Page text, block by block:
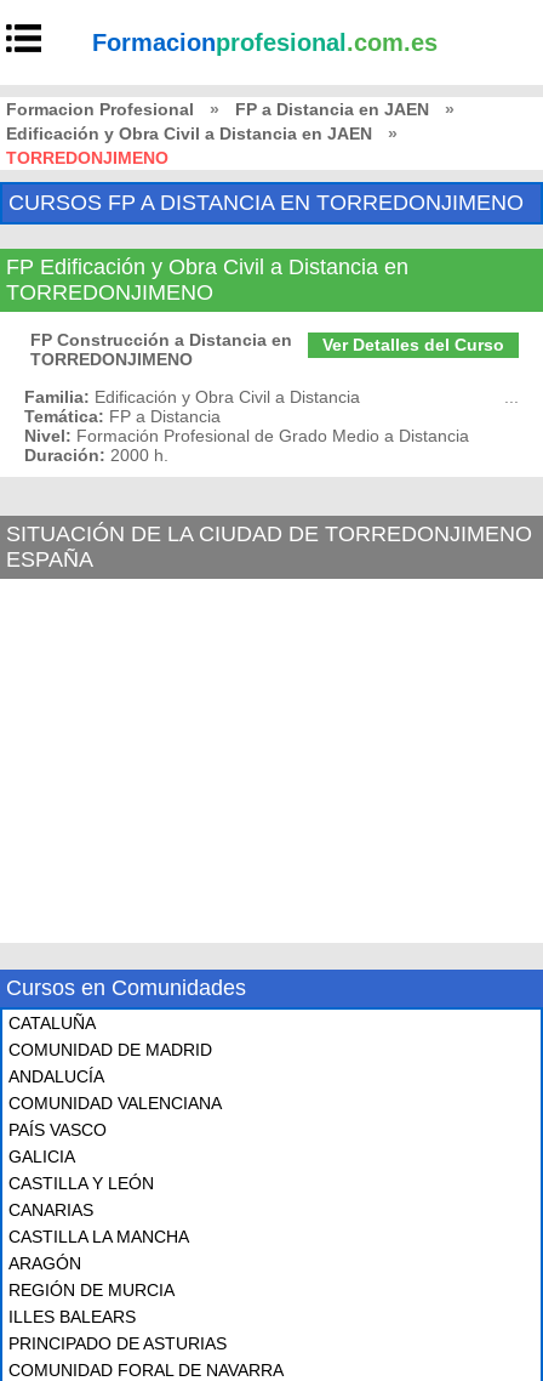
Formacionprofesional .com.es
Formacion Profesional » FP a Distancia en JAEN
»
Edificación y Obra Civil a Distancia en JAEN
»
TORREDONJIMENO
CURSOS FP A DISTANCIA EN TORREDONJIMENO
FP Edificación y Obra Civil a Distancia en
TORREDONJIMENO
Ver Detalles del Curso
FP Construcción a Distancia en
TORREDONJIMENO
Familia: Edificación y Obra Civil a Distancia
Temática: FP a Distancia
Nivel: Formación Profesional de Grado Medio a Distancia
Duración: 2000 h.
SITUACIÓN DE LA CIUDAD DE TORREDONJIMENO
ESPAÑA
Cursos en Comunidades
CATALUÑA
COMUNIDAD DE MADRID
ANDALUCÍA
COMUNIDAD VALENCIANA
PAÍS VASCO
GALICIA
CASTILLA Y LEÓN
CANARIAS
CASTILLA LA MANCHA
ARAGÓN
REGIÓN DE MURCIA
ILLES BALEARS
PRINCIPADO DE ASTURIAS
COMUNIDAD FORAL DE NAVARRA